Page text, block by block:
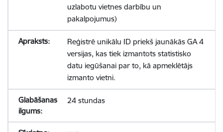
uzlabotu vietnes darbību un
pakalpojumus)
Reģistrē unikālu ID priekš jaunākās GA 4
versijas, kas tiek izmantots statistisko
datu iegūšanai par to, kā apmeklētājs
izmanto vietni.
24 stundas